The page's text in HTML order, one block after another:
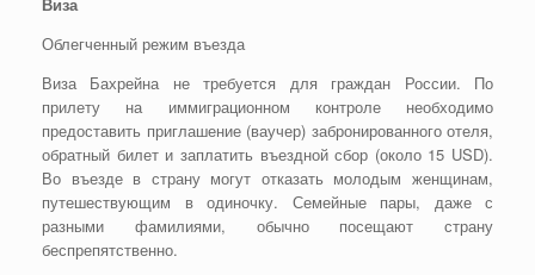
Облегченный режим въезда
Виза Бахрейна не требуется для граждан России. По
прилету на иммиграционном контроле необходимо
предоставить приглашение (ваучер) забронированного отеля,
обратный билет и заплатить въездной сбор (около 15 USD).
Во въезде в страну могут отказать молодым женщинам,
путешествующим в одиночку. Семейные пары, даже с
разными фамилиями, обычно посещают страну
беспрепятственно.